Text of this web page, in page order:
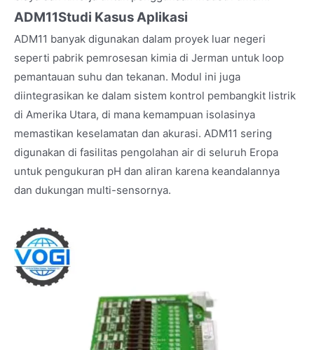
ADM11Studi Kasus Aplikasi
ADM11 banyak digunakan dalam proyek luar negeri
seperti pabrik pemrosesan kimia di Jerman untuk loop
pemantauan suhu dan tekanan. Modul ini juga
diintegrasikan ke dalam sistem kontrol pembangkit listrik
di Amerika Utara, di mana kemampuan isolasinya
memastikan keselamatan dan akurasi. ADM11 sering
digunakan di fasilitas pengolahan air di seluruh Eropa
untuk pengukuran pH dan aliran karena keandalannya
dan dukungan multi-sensornya.